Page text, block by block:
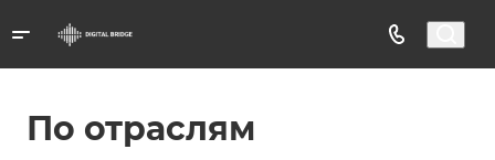
По отраслям